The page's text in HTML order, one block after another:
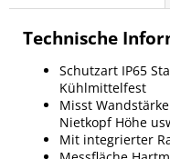
Technische
Schutzart IP65
Kühlmittelfest
Misst
Nietkopf Höhe
Mit integrierter